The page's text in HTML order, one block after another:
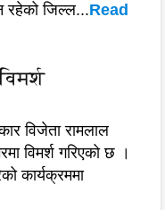
रहेको जिल्ल...Read
विजेता रामलाल
विमर्श गरिएको छ ।
कार्यक्रममा